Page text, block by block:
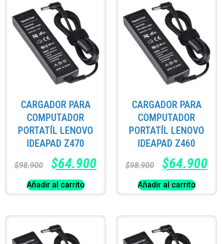
CARGADOR PARA
COMPUTADOR
PORTATÍL LENOVO
IDEAPAD Z470
$98.900 $64.900
Añadir al carrito
CARGADOR PARA
COMPUTADOR
PORTATÍL LENOVO
IDEAPAD Z460
$98.900 $64.900
Añadir al carrito